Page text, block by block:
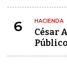
6 HACIENDA
César